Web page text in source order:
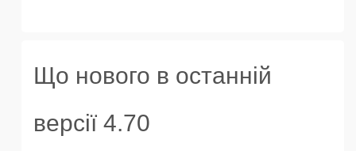
Що нового в останній
версії 4.70